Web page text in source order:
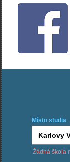
Místo studia
Žádná škola